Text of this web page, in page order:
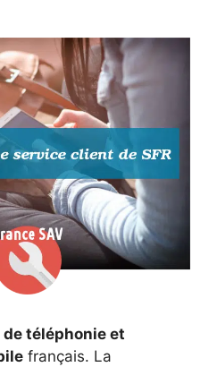
téléphonie et
français. La